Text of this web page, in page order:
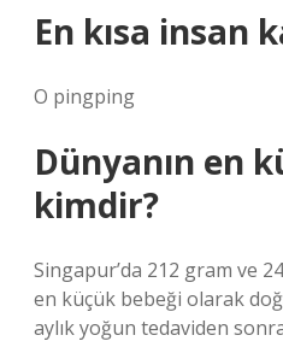
En kısa insan
O pingping
Dünyanın en
kimdir?
Singapur’da 212 gram ve
en küçük bebeği olarak
aylık yoğun tedaviden